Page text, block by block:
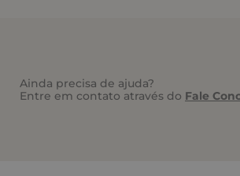
Ainda precisa de ajuda?
Entre em contato através do Fale